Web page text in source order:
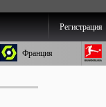
Регистрация
Франция